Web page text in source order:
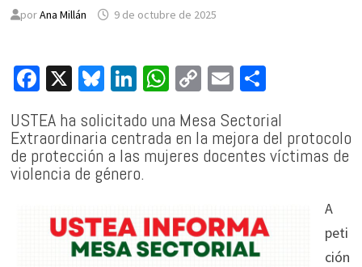
porAna Millán 9 de octubre de 2025
Fa
b
o
o
k
X Bl
es
ky
Li
ke
dI
n
W
at
sA
p
C
p
y
n
k
E
ai
l
C
m
p
USTEA ha solicitado una Mesa Sectorial
Extraordinaria centrada en la mejora del protocolo
de protección a las mujeres docentes víctimas de
violencia de género.
A
peti
ción